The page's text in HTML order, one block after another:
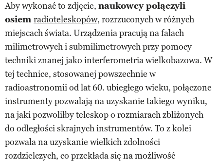
Aby wykonać to zdjęcie, naukowcy połączyli
osiem radioteleskopów, rozrzuconych w różnych
miejscach świata. Urządzenia pracują na falach
milimetrowych i submilimetrowych przy pomocy
techniki znanej jako interferometria wielkobazowa. W
tej technice, stosowanej powszechnie w
radioastronomii od lat 60. ubiegłego wieku, połączone
instrumenty pozwalają na uzyskanie takiego wyniku,
na jaki pozwoliłby teleskop o rozmiarach zbliżonych
do odległości skrajnych instrumentów. To z kolei
pozwala na uzyskanie wielkich zdolności
rozdzielczych, co przekłada się na możliwość